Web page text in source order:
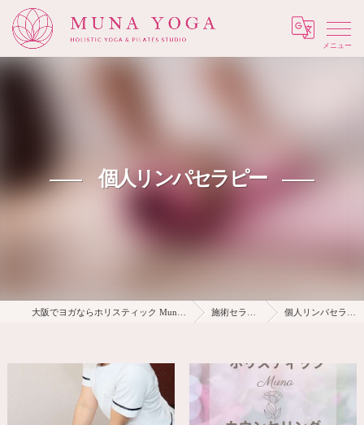
Menu
個人リンパセラピー
施術セラピー 個人リンパセラピー